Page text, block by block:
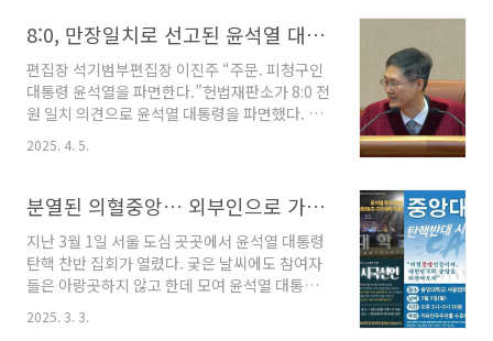
또는 ‘한자 교양 1과목 이수’로 완화..
례의 공연제작실습과 여름•겨울 창작워크숍의
흐름으로 공연을 진행한다. 학생들은 직접 작품
을 선정하고 개발하며, 최종 공연작은 PT 발표와
내부 심사를 통해 확정된다. 이후 오디션을 거쳐
배우를 선발하고, 연출•기획•조명•무대•의상 등
각 분야 스태프를 구성해 하나의 프로덕션 팀을
활발하게 이루어진다. ..
8:0, 만장일치로 선고된 윤석열 대통령 파면
편집장 석기범부편집장 이진주 “주문. 피청구인
대통령 윤석열을 파면한다.”헌법재판소가 8:0 전
원 일치 의견으로 윤석열 대통령을 파면했다. 4월
1일, 헌법재판소는 ‘윤석열 대통령 탄핵 심판’의
선고기일을 4월 4일 오전 11시로 결정했다. 양당
2일 국민의힘 윤상원 의원은 ‘탄핵 반대’ 탄원서
180만 장을 헌법재판소에 제출했으며, 3일 제주
를 방문한 민주당 지도부는 윤 대통령의 계엄에
대한 엄중한 책임을 다시 한번 촉구했다.경찰은
오늘 오전 0시부로 전국에 ‘갑호 비상’을 발령했
고, 헌재·광화문·종로에 경찰력을 집중적으로 배
2025. 4. 5.
분열된 의혈중앙… 외부인으로 가득찬 ‘탄핵반대 시국선언’
지난 3월 1일 서울 도심 곳곳에서 윤석열 대통령
탄핵 찬반 집회가 열렸다. 궂은 날씨에도 참여자
들은 아랑곳하지 않고 한데 모여 윤석열 대통령
의 탄핵을 두고 민중은 이른바 '탄핵 찬성(이하 탄
2025. 3. 3.